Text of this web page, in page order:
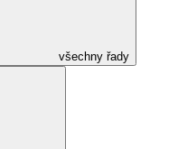
všechny řady